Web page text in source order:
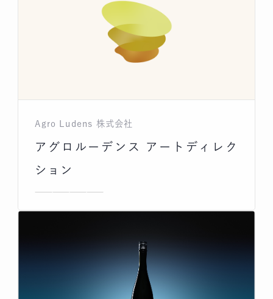
Agro Ludens 株式会社
アグロルーデンス アートディレク
ション